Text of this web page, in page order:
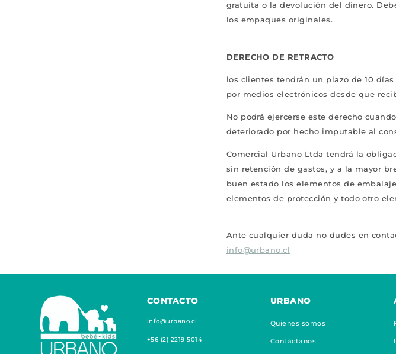
gratuita o la devolución del dinero.
los empaques originales.
DERECHO DE RETRACTO
los clientes tendrán un plazo de 10
por medios electrónicos desde que
No podrá ejercerse este derecho
deteriorado por hecho imputable al
Comercial Urbano Ltda tendrá la
sin retención de gastos, y a la mayor
buen estado los elementos de
elementos de protección y todo otro
Ante cualquier duda no dudes en
info@urbano.cl
CONTACTO
info@urbano.cl
+56 (2) 2219 5014
URBANO
Quienes somos
Contáctanos